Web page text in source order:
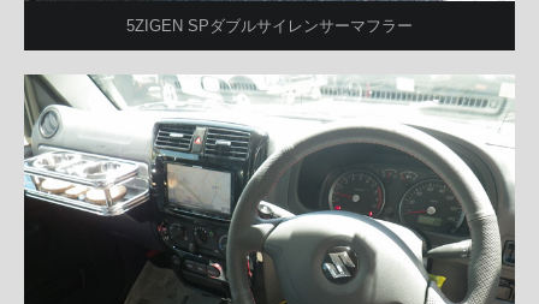
5ZIGEN SPダブルサイレンサーマフラー